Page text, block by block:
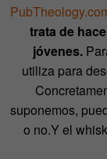
trata de
jóvenes.
utiliza para
suponemos,
o no.Y el